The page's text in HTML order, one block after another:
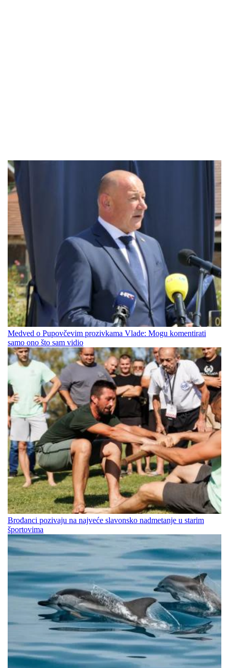
Medved o Pupovčevim prozivkama Vlade: Mogu komentirati
samo ono što sam vidio
Brođanci pozivaju na najveće slavonsko nadmetanje u starim
športovima